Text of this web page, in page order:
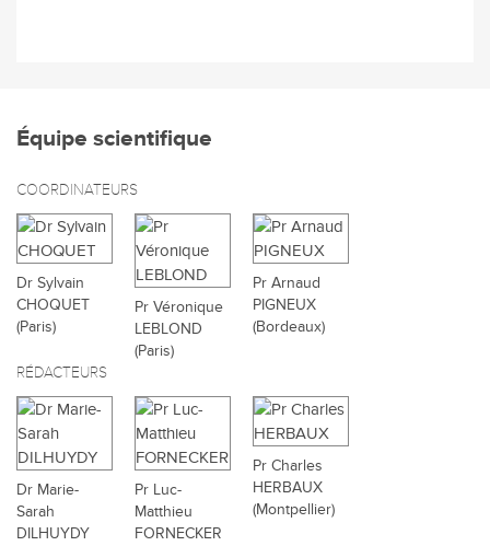
Équipe scientifique
COORDINATEURS
Dr Sylvain
CHOQUET
(Paris)
Pr Véronique
LEBLOND
(Paris)
Pr Arnaud
PIGNEUX
(Bordeaux)
RÉDACTEURS
Dr Marie-
Sarah
DILHUYDY
Pr Luc-
Matthieu
FORNECKER
Pr Charles
HERBAUX
(Montpellier)